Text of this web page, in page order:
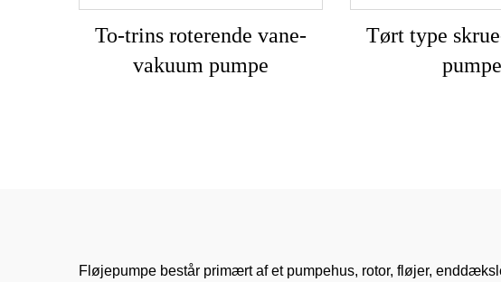
To-trins roterende vane-
vakuum pumpe
Tørt type
pumpe
Fløjepumpe består primært af et pumpehus, rotor, fløjer,